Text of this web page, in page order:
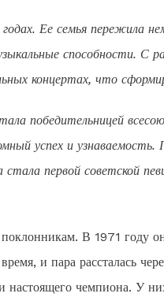
Ее семья пережила
способности. С
концертах, что
победительницей
успех и
первой советской
поклонникам. В 1971 году
и пара рассталась
настоящего чемпиона. У